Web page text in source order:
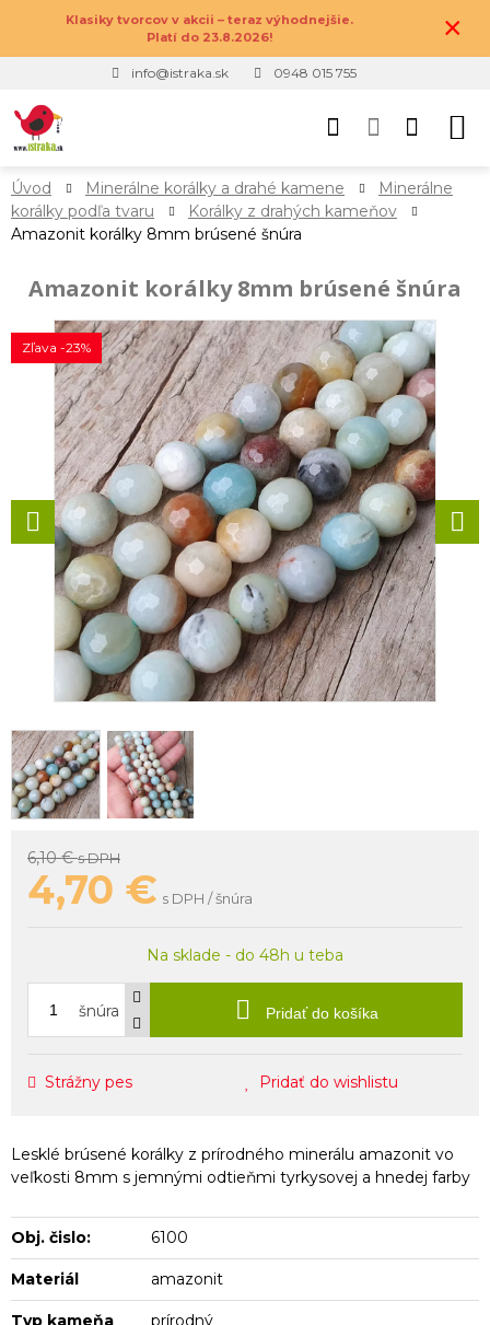
Klasiky tvorcov v akcii – teraz výhodnejšie.
Platí do 23.8.2026!
×
info@istraka.sk 0948 015 755
Úvod Minerálne korálky a drahé kamene
Minerálne
korálky podľa tvaru
Korálky z drahých kameňov
Amazonit korálky 8mm brúsené šnúra
Amazonit korálky 8mm brúsené šnúra
Zľava -23%
6,10 €s DPH
4,70 € s DPH / šnúra
Na sklade - do 48h u teba
šnúra Pridať do košíka
Strážny pes Pridať do wishlistu
Lesklé brúsené korálky z prírodného minerálu amazonit vo
veľkosti 8mm s jemnými odtieňmi tyrkysovej a hnedej farby
Obj. čislo: 6100
Materiál amazonit
Typ kameňa prírodný